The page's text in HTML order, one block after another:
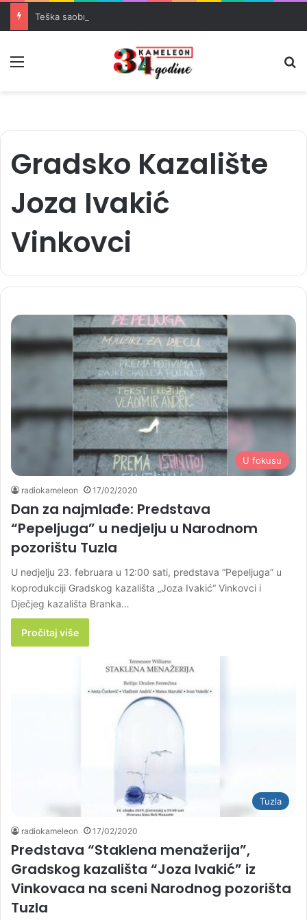
Gradsko Kazalište
Joza Ivakić
Vinkovci
U fokusu
radiokameleon 17/02/2020
Dan za najmlađe: Predstava
“Pepeljuga” u nedjelju u Narodnom
pozorištu Tuzla
U nedjelju 23. februara u 12:00 sati, predstava “Pepeljuga” u
koprodukciji Gradskog kazališta „Joza Ivakić“ Vinkovci i
Dječjeg kazališta Branka…
Pročitaj više
Tuzla
radiokameleon 17/02/2020
Predstava “Staklena menažerija”,
Gradskog kazališta “Joza Ivakić” iz
Vinkovaca na sceni Narodnog pozorišta
Tuzla